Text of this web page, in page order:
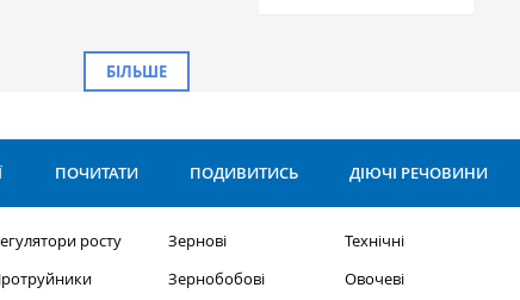
БІЛЬШЕ
ПОЧИТАТИ ПОДИВИТИСЬ ДІЮЧІ РЕЧОВИНИ
росту
Зернові
Зернобобові
Технічні
Овочеві